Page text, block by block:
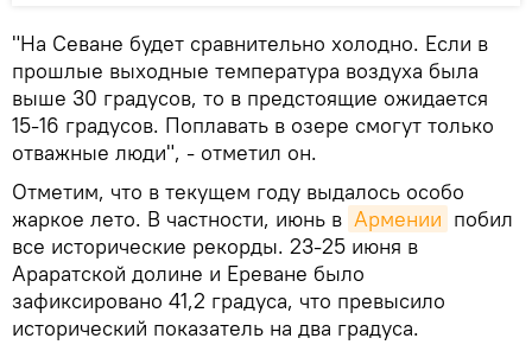
"На Севане будет сравнительно холодно. Если в
прошлые выходные температура воздуха была
выше 30 градусов, то в предстоящие ожидается
15-16 градусов. Поплавать в озере смогут только
отважные люди", - отметил он.
Отметим, что в текущем году выдалось особо
жаркое лето. В частности, июнь в Армении побил
все исторические рекорды. 23-25 июня в
Араратской долине и Ереване было
зафиксировано 41,2 градуса, что превысило
исторический показатель на два градуса.